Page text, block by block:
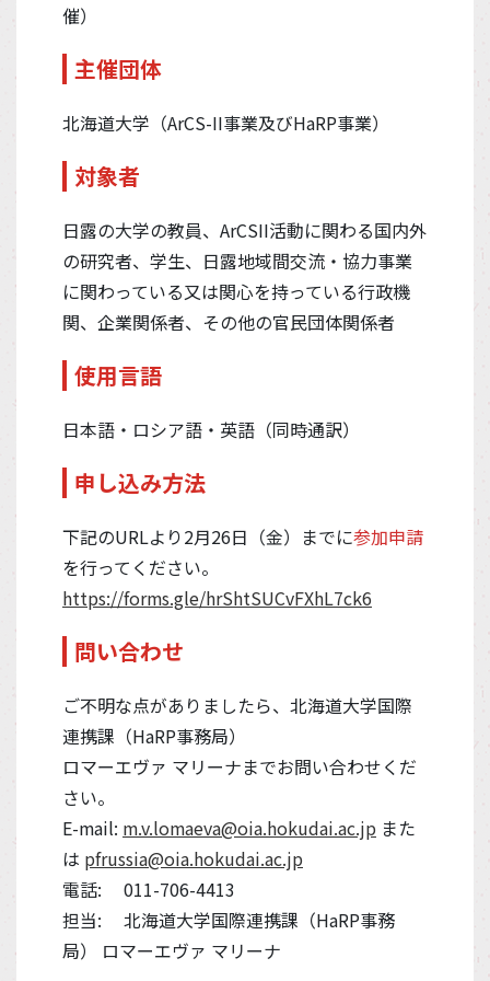
催）
主催団体
北海道大学（ArCS-II事業及びHaRP事業）
対象者
日露の大学の教員、ArCSII活動に関わる国内外
の研究者、学生、日露地域間交流・協力事業
に関わっている又は関心を持っている行政機
関、企業関係者、その他の官民団体関係者
使用言語
日本語・ロシア語・英語（同時通訳）
申し込み方法
下記のURLより2月26日（金）までに参加申請
を行ってください。
https://forms.gle/hrShtSUCvFXhL7ck6
問い合わせ
ご不明な点がありましたら、北海道大学国際
連携課（HaRP事務局）
ロマーエヴァ マリーナまでお問い合わせくだ
さい。
E-mail: m.v.lomaeva@oia.hokudai.ac.jp また
は pfrussia@oia.hokudai.ac.jp
電話: 011-706-4413
担当: 北海道大学国際連携課（HaRP事務
局） ロマーエヴァ マリーナ